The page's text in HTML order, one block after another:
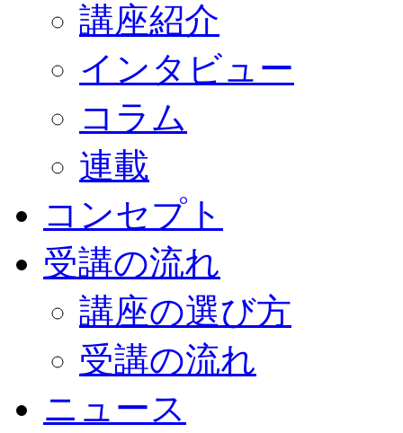
講座紹介
インタビュー
コラム
連載
コンセプト
受講の流れ
講座の選び方
受講の流れ
ニュース